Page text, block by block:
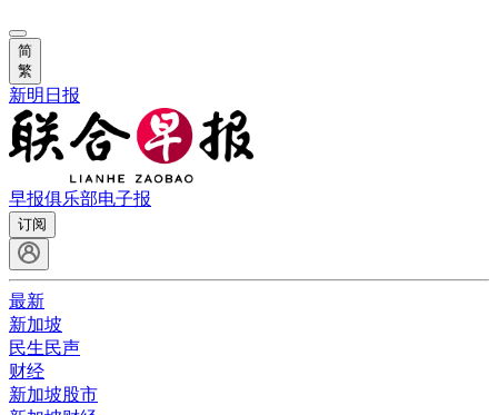
简
繁
新明日报
早报俱乐部电子报
订阅
最新
新加坡
民生民声
财经
新加坡股市